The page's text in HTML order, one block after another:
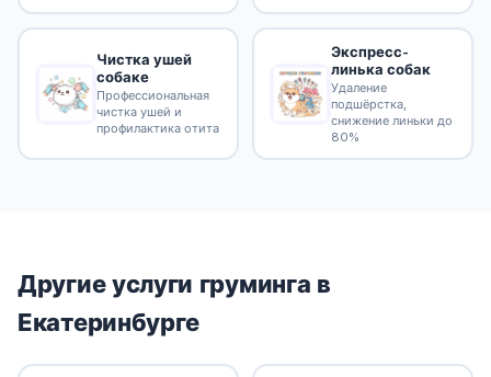
Чистка ушей
собаке
Профессиональная
чистка ушей и
профилактика отита
Экспресс-
линька собак
Удаление
подшёрстка,
снижение линьки до
80%
Другие услуги груминга в
Екатеринбурге